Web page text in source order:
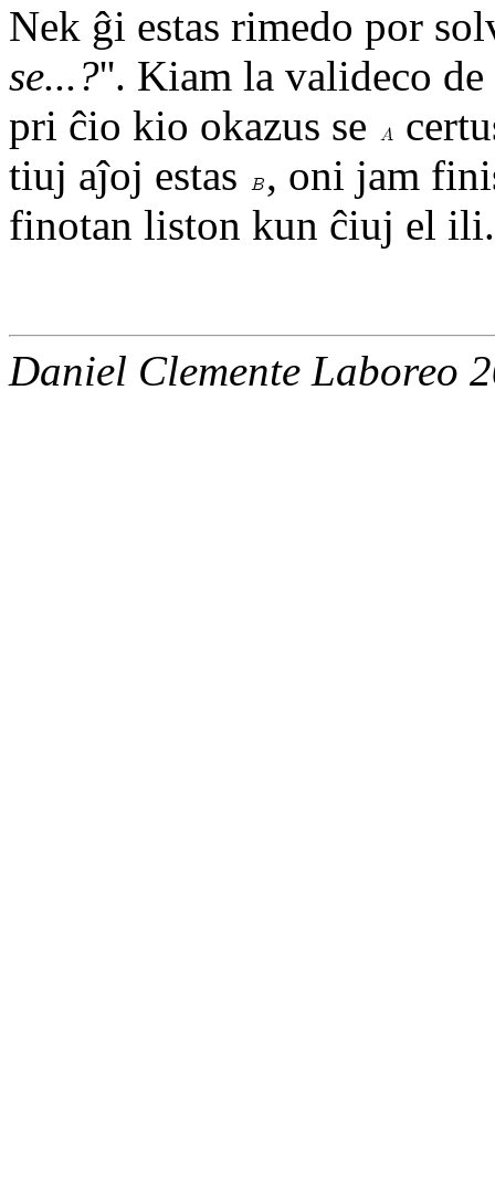
Nek ĝi estas rimedo por
se...?''. Kiam la valideco de
pri ĉio kio okazus se
tiuj aĵoj estas
, oni jam
finotan liston kun ĉiuj el ili.
Daniel Clemente Laboreo